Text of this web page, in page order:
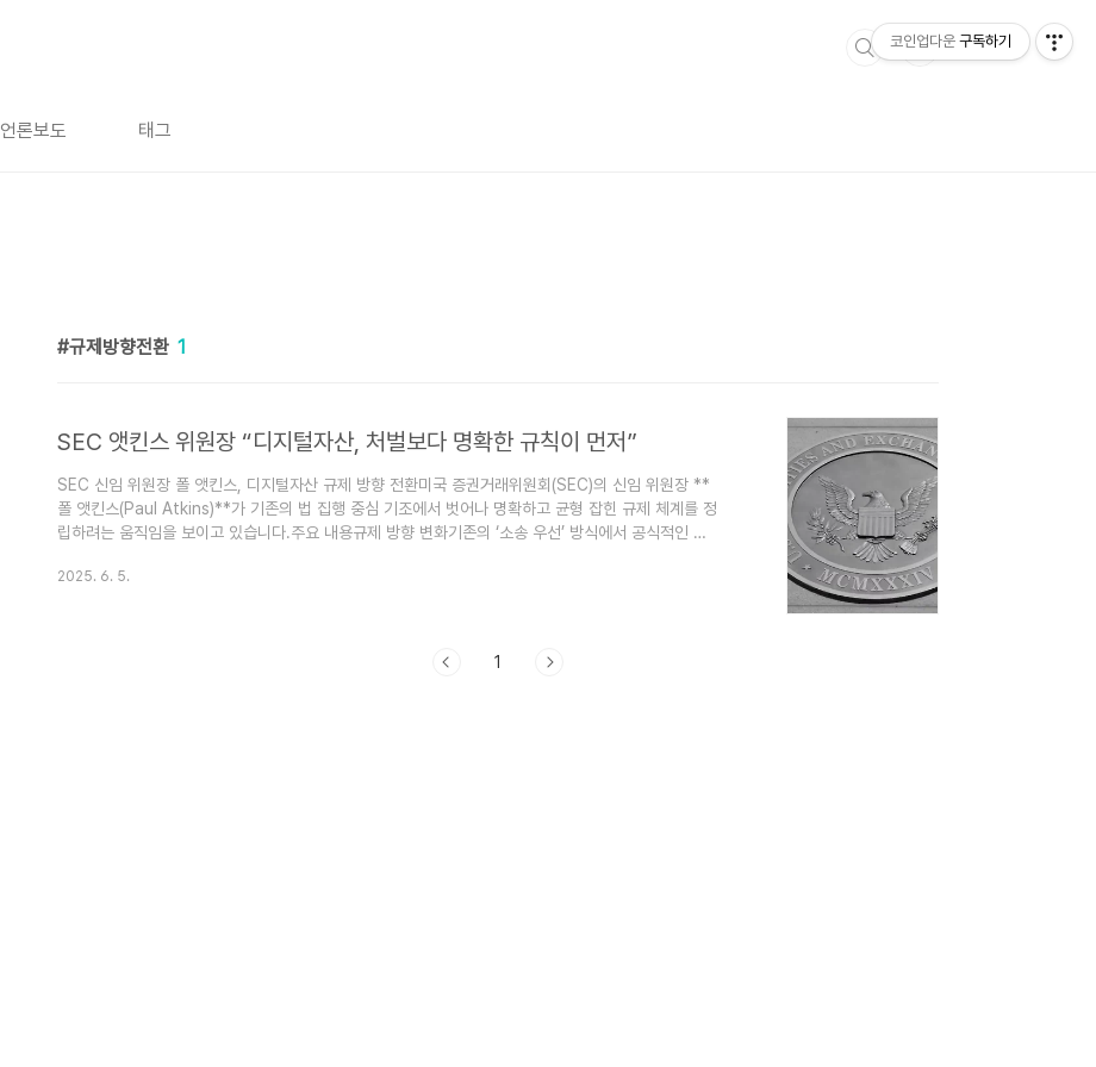
언론보도 태그
규제방향전환 1
SEC 앳킨스 위원장 “디지털자산, 처벌보다 명확한 규칙이 먼저”
SEC 신임 위원장 폴 앳킨스, 디지털자산 규제 방향 전환미국 증권거래위원회(SEC)의 신임 위원장 **
폴 앳킨스(Paul Atkins)**가 기존의 법 집행 중심 기조에서 벗어나 명확하고 균형 잡힌 규제 체계를 정
립하려는 움직임을 보이고 있습니다.주요 내용규제 방향 변화기존의 ‘소송 우선’ 방식에서 공식적인 규
달성하는 전략 추진.CLARITY 법안과 SEC 권한 재검토최근 의회에 제출된 CLARITY 법안은 대부분
2025. 6. 5.
1
코인업다운 구독하기